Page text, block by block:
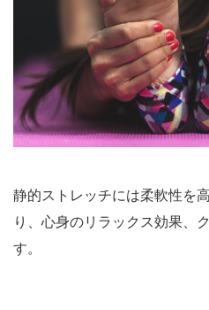
静的ストレッチには柔軟性を
り、心身のリラックス効果、
す。